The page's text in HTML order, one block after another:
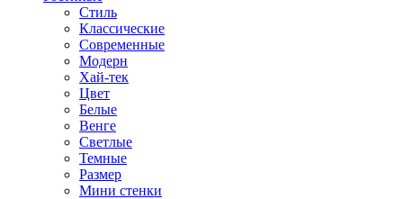
Стиль
Классические
Современные
Модерн
Хай-тек
Цвет
Белые
Венге
Светлые
Темные
Размер
Мини стенки